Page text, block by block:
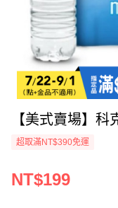
【美式賣場】
超取滿NT$390免運
NT$199